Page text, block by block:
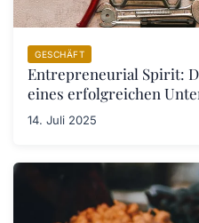
GESCHÄFT
Entrepreneurial Spirit:
eines erfolgreichen
14. Juli 2025